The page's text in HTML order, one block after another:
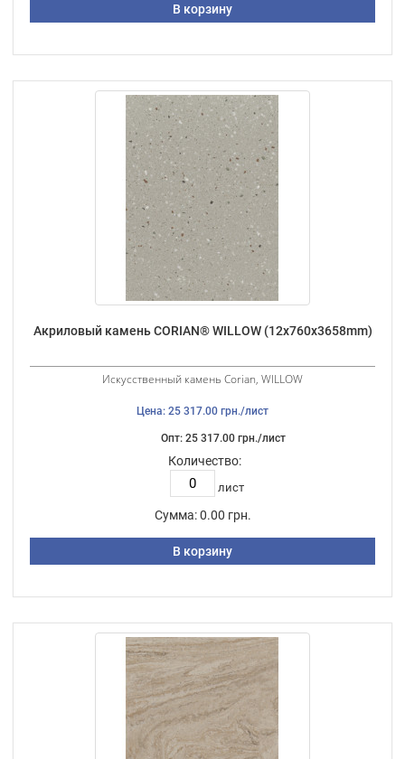
В корзину
Акриловый камень CORIAN® WILLOW (12х760х3658mm)
Искусственный камень Corian, WILLOW
Цена: 25 317.00 грн./лист
Опт: 25 317.00 грн./лист
Количество:
лист
Сумма: 0.00 грн.
В корзину